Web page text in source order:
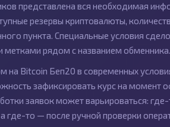
представлена вся необходимая
резервы криптовалюты,
пункта. Специальные условия
рядом с названием обменника.
на Bitcoin Беп20 в современных
зафиксировать курс на момент
заявок может варьироваться:
где-то — после ручной проверки